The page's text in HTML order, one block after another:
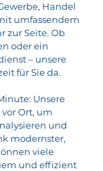
Handel
umfassendem
zur Seite. Ob
oder ein
– unsere
für Sie da.
Unsere
Ort, um
und
modernster,
viele
und effizient